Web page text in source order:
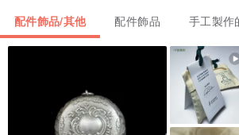
【關於櫻花瑪瑙】
所謂”無瑕不櫻花”，櫻花瑪瑙的花就是瑪瑙的
高，成品表面的光澤度就會與瑪瑙質的部分同
或有小晶洞，表面的光澤就較差、也可能有小
免會有的情況，元的櫻花瑪瑙鐲都可能有小晶
配件飾品/其他 配件飾品 手工製作